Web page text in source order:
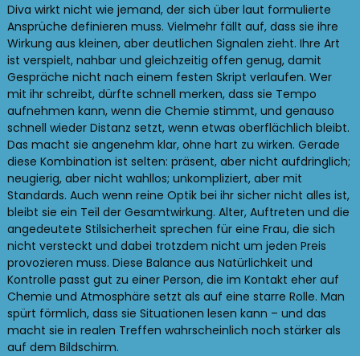
Diva wirkt nicht wie jemand, der sich über laut formulierte
Ansprüche definieren muss. Vielmehr fällt auf, dass sie ihre
Wirkung aus kleinen, aber deutlichen Signalen zieht. Ihre Art
ist verspielt, nahbar und gleichzeitig offen genug, damit
Gespräche nicht nach einem festen Skript verlaufen. Wer
mit ihr schreibt, dürfte schnell merken, dass sie Tempo
aufnehmen kann, wenn die Chemie stimmt, und genauso
schnell wieder Distanz setzt, wenn etwas oberflächlich bleibt.
Das macht sie angenehm klar, ohne hart zu wirken. Gerade
diese Kombination ist selten: präsent, aber nicht aufdringlich;
neugierig, aber nicht wahllos; unkompliziert, aber mit
Standards. Auch wenn reine Optik bei ihr sicher nicht alles ist,
bleibt sie ein Teil der Gesamtwirkung. Alter, Auftreten und die
angedeutete Stilsicherheit sprechen für eine Frau, die sich
nicht versteckt und dabei trotzdem nicht um jeden Preis
provozieren muss. Diese Balance aus Natürlichkeit und
Kontrolle passt gut zu einer Person, die im Kontakt eher auf
Chemie und Atmosphäre setzt als auf eine starre Rolle. Man
spürt förmlich, dass sie Situationen lesen kann – und das
macht sie in realen Treffen wahrscheinlich noch stärker als
auf dem Bildschirm.